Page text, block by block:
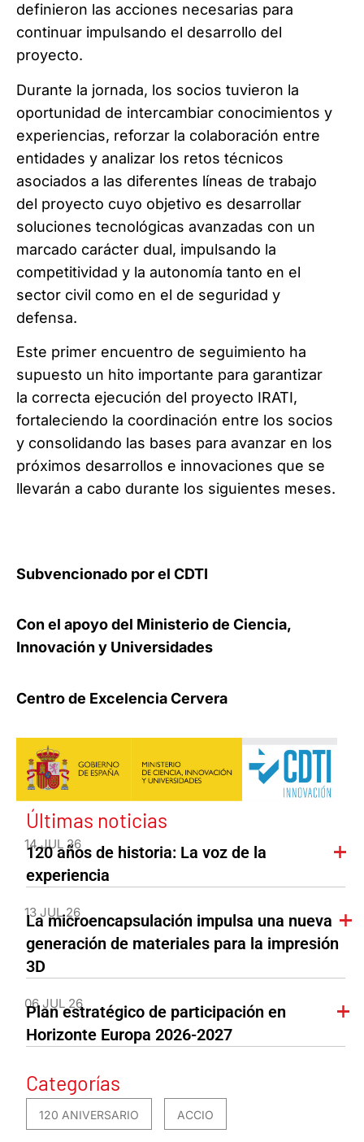
definieron las acciones necesarias para
continuar impulsando el desarrollo del
proyecto.
Durante la jornada, los socios tuvieron la
oportunidad de intercambiar conocimientos y
experiencias, reforzar la colaboración entre
entidades y analizar los retos técnicos
asociados a las diferentes líneas de trabajo
del proyecto cuyo objetivo es desarrollar
soluciones tecnológicas avanzadas con un
marcado carácter dual, impulsando la
competitividad y la autonomía tanto en el
sector civil como en el de seguridad y
defensa.
Este primer encuentro de seguimiento ha
supuesto un hito importante para garantizar
la correcta ejecución del proyecto IRATI,
fortaleciendo la coordinación entre los socios
y consolidando las bases para avanzar en los
próximos desarrollos e innovaciones que se
llevarán a cabo durante los siguientes meses.
Subvencionado por el CDTI
Con el apoyo del Ministerio de Ciencia,
Innovación y Universidades
Centro de Excelencia Cervera
Últimas noticias
14 JUL 26
120 años de historia: La voz de la
experiencia
13 JUL 26
La microencapsulación impulsa una nueva
generación de materiales para la impresión
3D
06 JUL 26
Plan estratégico de participación en
Horizonte Europa 2026-2027
Categorías
120 ANIVERSARIO ACCIO